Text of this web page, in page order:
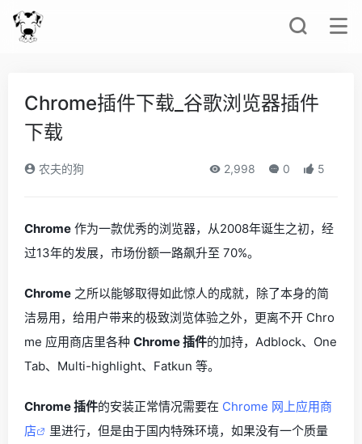
Chrome插件下载_谷歌浏览器插件
下载
农夫的狗 2,998 0 5
Chrome 作为一款优秀的浏览器，从2008年诞生之初，经
过13年的发展，市场份额一路飙升至 70%。
Chrome 之所以能够取得如此惊人的成就，除了本身的简
洁易用，给用户带来的极致浏览体验之外，更离不开 Chro
me 应用商店里各种 Chrome 插件的加持，Adblock、One
Tab、Multi-highlight、Fatkun 等。
Chrome 插件的安装正常情况需要在 Chrome 网上应用商
店
里进行，但是由于国内特殊环境，如果没有一个质量